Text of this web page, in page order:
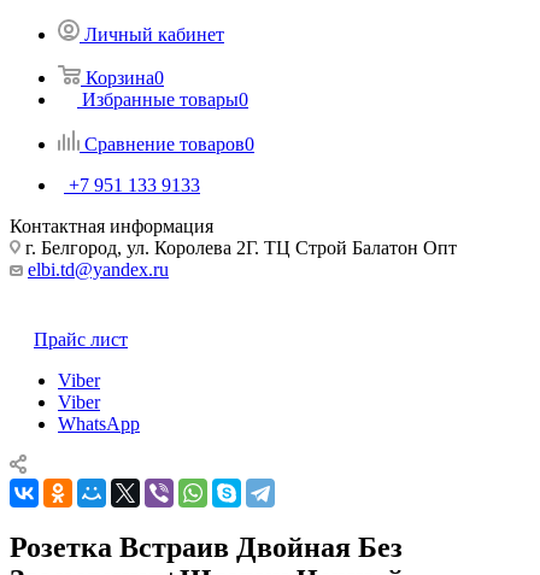
Личный кабинет
Корзина0
Избранные товары0
Сравнение товаров0
+7 951 133 9133
Контактная информация
г. Белгород, ул. Королева 2Г. ТЦ Строй Балатон Опт
elbi.td@yandex.ru
Прайс лист
Viber
Viber
WhatsApp
Розетка Встраив Двойная Без